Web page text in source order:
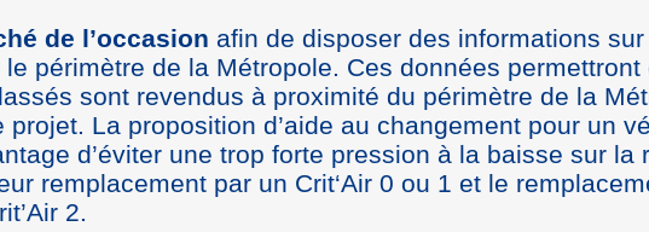
de l’occasion afin de disposer des informations
le périmètre de la Métropole. Ces données
sont revendus à proximité du périmètre de la
La proposition d’aide au changement pour un
d’éviter une trop forte pression à la baisse sur
remplacement par un Crit‘Air 0 ou 1 et le
2.